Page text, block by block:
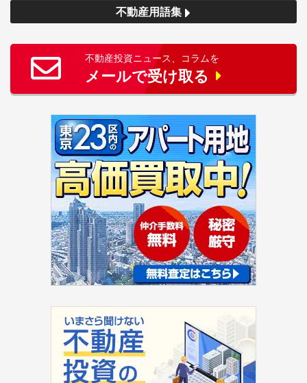
不動産用語集
不動産投資ニュース、コラムを
メールで受け取る